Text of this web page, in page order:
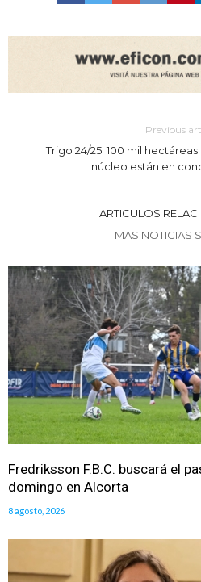
Previous
Trigo 24/25: 100 mil
núcleo están en
ARTICULOS
MAS NOTICIAS
Fredriksson F.B.C. buscará el
domingo en Alcorta
8 agosto, 2026